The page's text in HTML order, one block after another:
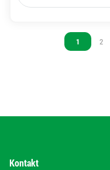
Vous êtes
1 2
Kontakt